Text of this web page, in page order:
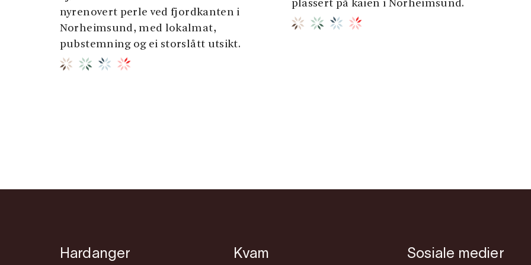
nyrenovert perle ved fjordkanten i
Norheimsund, med lokalmat,
pubstemning og ei storslått utsikt.
plassert på kaien i Norheimsund.
Hardanger Kvam Sosiale medier